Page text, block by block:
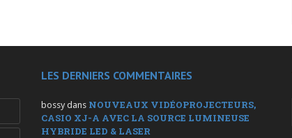
LES DERNIERS COMMENTAIRES
bossy dans NOUVEAUX VIDÉOPROJECTEURS,
CASIO XJ-A AVEC LA SOURCE LUMINEUSE
HYBRIDE LED & LASER